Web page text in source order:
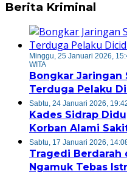
Berita Kriminal
Minggu, 25 Januari 2026,
WITA
Bongkar Jaringan
Terduga Pelaku
Sabtu, 24 Januari 2026,
Kades Sidrap
Korban Alami
Sabtu, 17 Januari 2026,
Tragedi Berdarah
Ngamuk Tebas